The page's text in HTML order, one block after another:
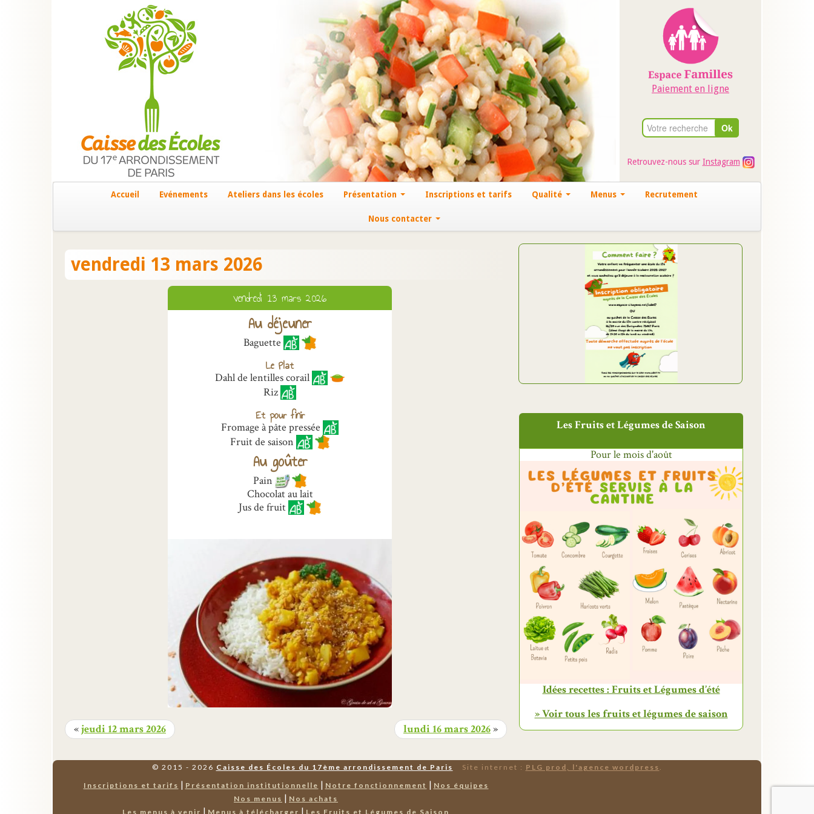
Paiement en ligne
Retrouvez-nous sur Instagram
Accueil Evénements Ateliers dans les écoles Présentation Inscriptions et tarifs Qualité Menus Recrutement
Nous contacter
vendredi 13 mars 2026
vendredi 13 mars 2026
Au déjeuner
Baguette
Le Plat
Dahl de lentilles corail
Riz
Et pour finir
Fromage à pâte pressée
Fruit de saison
Au goûter
Pain
Chocolat au lait
Jus de fruit
«jeudi 12 mars 2026 lundi 16 mars 2026»
Les Fruits et Légumes de Saison
Pour le mois d'août
Idées recettes : Fruits et Légumes d’été
» Voir tous les fruits et légumes de saison
© 2015 - 2026 Caisse des Écoles du 17ème arrondissement de Paris Site internet : PLG prod, l'agence wordpress
Inscriptions et tarifs | Présentation institutionnelle | Notre fonctionnement | Nos équipes
Nos menus | Nos achats
Les menus à venir | Menus à télécharger | Les Fruits et Légumes de Saison